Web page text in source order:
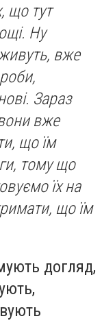
що тут
Ну
вже
Зараз
вже
що їм
тому що
їх на
що їм
догляд,